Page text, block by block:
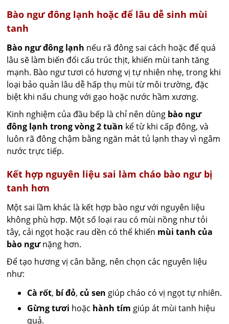
Bào ngư đông lạnh hoặc để lâu dễ sinh mùi
tanh
Bào ngư đông lạnh nếu rã đông sai cách hoặc để quá
lâu sẽ làm biến đổi cấu trúc thịt, khiến mùi tanh tăng
mạnh. Bào ngư tươi có hương vị tự nhiên nhẹ, trong khi
loại bảo quản lâu dễ hấp thụ mùi từ môi trường, đặc
biệt khi nấu chung với gạo hoặc nước hầm xương.
Kinh nghiệm của đầu bếp là chỉ nên dùng bào ngư
đông lạnh trong vòng 2 tuần kể từ khi cấp đông, và
luôn rã đông chậm bằng ngăn mát tủ lạnh thay vì ngâm
nước trực tiếp.
Kết hợp nguyên liệu sai làm cháo bào ngư bị
tanh hơn
Một sai lầm khác là kết hợp bào ngư với nguyên liệu
không phù hợp. Một số loại rau có mùi nồng như tỏi
tây, cải ngọt hoặc rau dền có thể khiến mùi tanh của
bào ngưnặng hơn.
Để tạo hương vị cân bằng, nên chọn các nguyên liệu
như:
Cà rốt, bí đỏ,củ sen giúp cháo có vị ngọt tự nhiên.
Gừng tươi hoặc hành tím giúp át mùi tanh hiệu
quả.